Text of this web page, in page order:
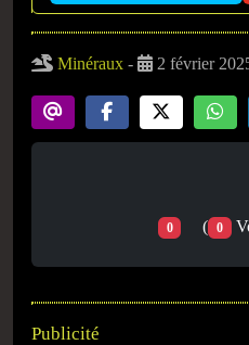
Minéraux - 2 février
0 ( 0
Publicité